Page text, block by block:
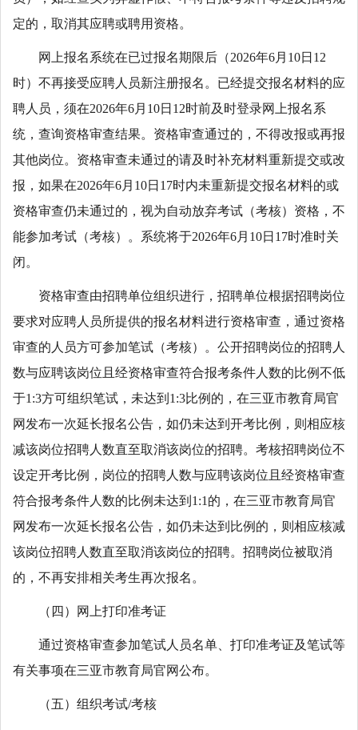
定的，取消其应聘或聘用资格。
网上报名系统在已过报名期限后（2026年6月10日12
时）不再接受应聘人员新注册报名。已经提交报名材料的应
聘人员，须在2026年6月10日12时前及时登录网上报名系
统，查询资格审查结果。资格审查通过的，不得改报或再报
其他岗位。资格审查未通过的请及时补充材料重新提交或改
报，如果在2026年6月10日17时内未重新提交报名材料的或
资格审查仍未通过的，视为自动放弃考试（考核）资格，不
能参加考试（考核）。系统将于2026年6月10日17时准时关
闭。
资格审查由招聘单位组织进行，招聘单位根据招聘岗位
要求对应聘人员所提供的报名材料进行资格审查，通过资格
审查的人员方可参加笔试（考核）。公开招聘岗位的招聘人
数与应聘该岗位且经资格审查符合报考条件人数的比例不低
于1:3方可组织笔试，未达到1:3比例的，在三亚市教育局官
网发布一次延长报名公告，如仍未达到开考比例，则相应核
减该岗位招聘人数直至取消该岗位的招聘。考核招聘岗位不
设定开考比例，岗位的招聘人数与应聘该岗位且经资格审查
符合报考条件人数的比例未达到1:1的，在三亚市教育局官
网发布一次延长报名公告，如仍未达到比例的，则相应核减
该岗位招聘人数直至取消该岗位的招聘。招聘岗位被取消
的，不再安排相关考生再次报名。
（四）网上打印准考证
通过资格审查参加笔试人员名单、打印准考证及笔试等
有关事项在三亚市教育局官网公布。
（五）组织考试/考核